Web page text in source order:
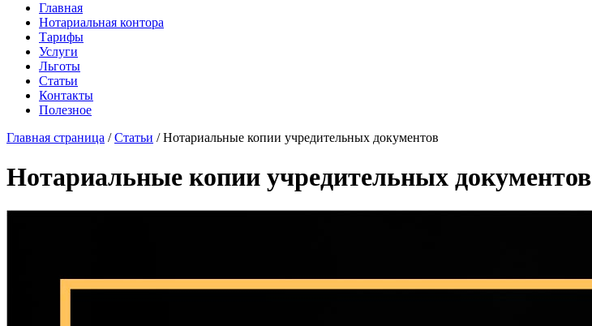
Главная
Нотариальная контора
Тарифы
Услуги
Льготы
Статьи
Контакты
Полезное
Главная страница / Статьи / Нотариальные копии учредительных документов
Нотариальные копии учредительных документов